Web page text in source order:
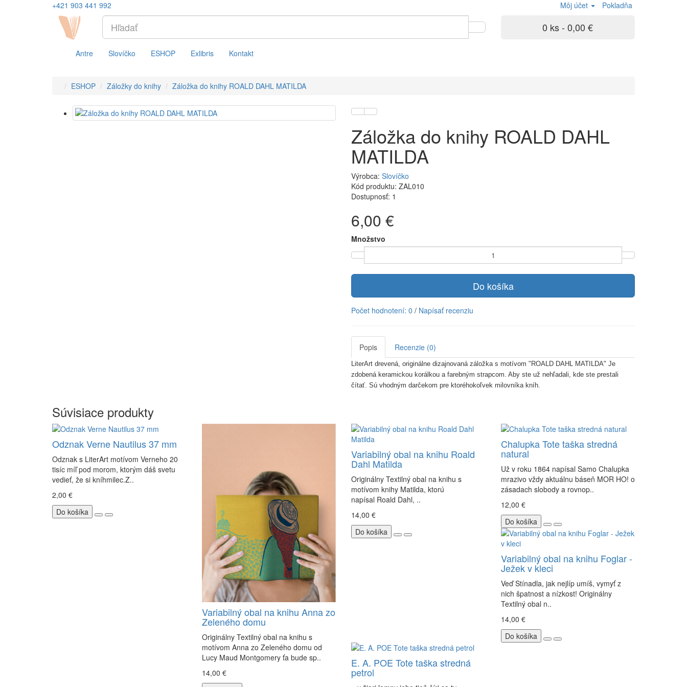
+421 903 441 992 Môj účet Pokladňa
0 ks - 0,00 €
Antre Slovíčko ESHOP Exlibris Kontakt
ESHOP Záložky do knihy Záložka do knihy ROALD DAHL MATILDA
Záložka do knihy ROALD DAHL
MATILDA
Výrobca: Slovíčko
Kód produktu: ZAL010
Dostupnosť: 1
6,00 €
Množstvo
Do košíka
Počet hodnotení: 0 / Napísať recenziu
Popis Recenzie (0)
LiterArt drevená, originálne dizajnovaná záložka s motívom "ROALD DAHL MATILDA" Je
zdobená keramickou korálkou a farebným strapcom. Aby ste už nehľadali, kde ste prestali
čítať. Sú vhodným darčekom pre ktoréhokoľvek milovníka kníh.
Súvisiace produkty
Odznak Verne Nautilus 37 mm
Odznak s LiterArt motívom Verneho 20
tisíc míľ pod morom, ktorým dáš svetu
vedieť, že si kníhmilec.Z..
2,00 €
Do košíka
Variabilný obal na knihu Anna zo
Zeleného domu
Originálny Textilný obal na knihu s
motívom Anna zo Zeleného domu od
Lucy Maud Montgomery ťa bude sp..
14,00 €
Variabilný obal na knihu Roald
Dahl Matilda
Originálny Textilný obal na knihu s
motívom knihy Matilda, ktorú
napísal Roald Dahl, ..
14,00 €
Do košíka
Chalupka Tote taška stredná
natural
Už v roku 1864 napísal Samo Chalupka
mrazivo vždy aktuálnu báseň MOR HO! o
zásadach slobody a rovnop..
12,00 €
Do košíka
Variabilný obal na knihu Foglar -
Ježek v kleci
Veď Stínadla, jak nejlíp umíš, vymyť z
nich špatnost a nízkost! Originálny
Textilný obal n..
14,00 €
Do košíka
E. A. POE Tote taška stredná
petrol